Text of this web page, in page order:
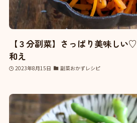
【３分副菜】さっぱり美味し
和え
2023年8月15日 副菜おかずレシピ